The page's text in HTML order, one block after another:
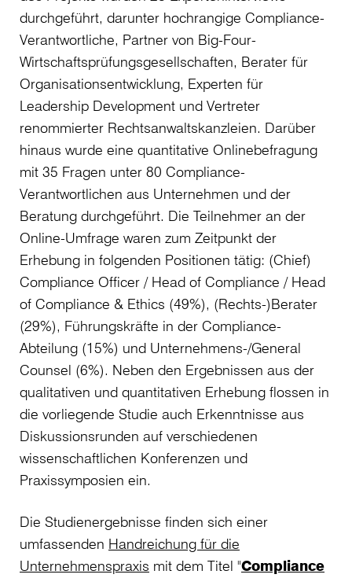
durchgeführt, darunter hochrangige Compliance-
Verantwortliche, Partner von Big-Four-
Wirtschaftsprüfungsgesellschaften, Berater für
Organisationsentwicklung, Experten für
Leadership Development und Vertreter
renommierter Rechtsanwaltskanzleien. Darüber
hinaus wurde eine quantitative Onlinebefragung
mit 35 Fragen unter 80 Compliance-
Verantwortlichen aus Unternehmen und der
Beratung durchgeführt. Die Teilnehmer an der
Online-Umfrage waren zum Zeitpunkt der
Erhebung in folgenden Positionen tätig: (Chief)
Compliance Officer / Head of Compliance / Head
of Compliance & Ethics (49%), (Rechts-)Berater
(29%), Führungskräfte in der Compliance-
Abteilung (15%) und Unternehmens-/General
Counsel (6%). Neben den Ergebnissen aus der
qualitativen und quantitativen Erhebung flossen in
die vorliegende Studie auch Erkenntnisse aus
Diskussionsrunden auf verschiedenen
wissenschaftlichen Konferenzen und
Praxissymposien ein.
Die Studienergebnisse finden sich einer
umfassenden Handreichung für die
Unternehmenspraxis mit dem Titel "Compliance